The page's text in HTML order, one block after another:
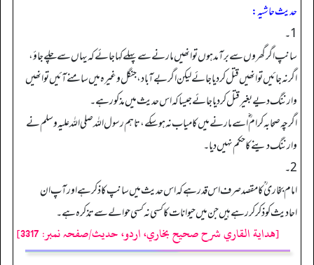
حدیث حاشیہ:
1۔
سانپ اگرگھروں سے برآمد ہوں تو انھیں مارنے سے پہلے کہا جائے کہ یہاں سے چلے جاؤ،
اگرنہ جائیں تو انھیں قتل کردیا جائے لیکن اگربے آباد، جنگل وغیرہ میں سامنے آئیں تو انھیں
وارننگ دیے بغیر قتل کردیا جائے جیسا کہ اس حدیث میں مذکور ہے۔
اگرچہ صحابہ کرام ؓاسے مارنے میں کامیاب نہ ہوسکے، تاہم رسول اللہ صلی اللہ علیہ وسلم نے
وارننگ دینے کا حکم نہیں دیا۔
2۔
امام بخاری ؒ کا مقصد صرف اس قدر ہے کہ اس حدیث میں سانپ کاذکر ہے اور آپ ان
احادیث کو ذکر کررہے ہیں جن میں حیوانات کا کسی نہ کسی حوالے سے تذکرہ ہے۔
[هداية القاري شرح صحيح بخاري، اردو، حدیث/صفحہ نمبر: 3317]